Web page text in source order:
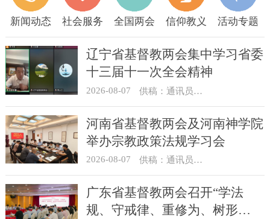
新闻动态 社会服务 全国两会 信仰教义 活动专题
辽宁省基督教两会集中学习省委
十三届十一次全会精神
2026-08-07 供稿：通讯员 顾利民
河南省基督教两会及河南神学院
举办宗教政策法规学习会
2026-08-07 供稿：通讯员 靳新元
广东省基督教两会召开“学法
规、守戒律、重修为、树形